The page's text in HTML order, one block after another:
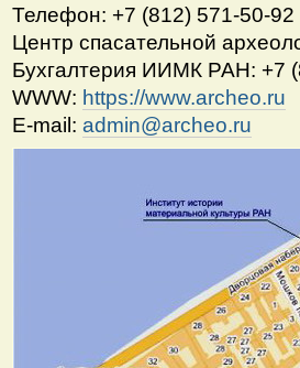
Телефон: +7 (812) 571-50-92
Центр спасательной
Бухгалтерия ИИМК РАН: +7
WWW: https://www.archeo.ru
E-mail: admin@archeo.ru